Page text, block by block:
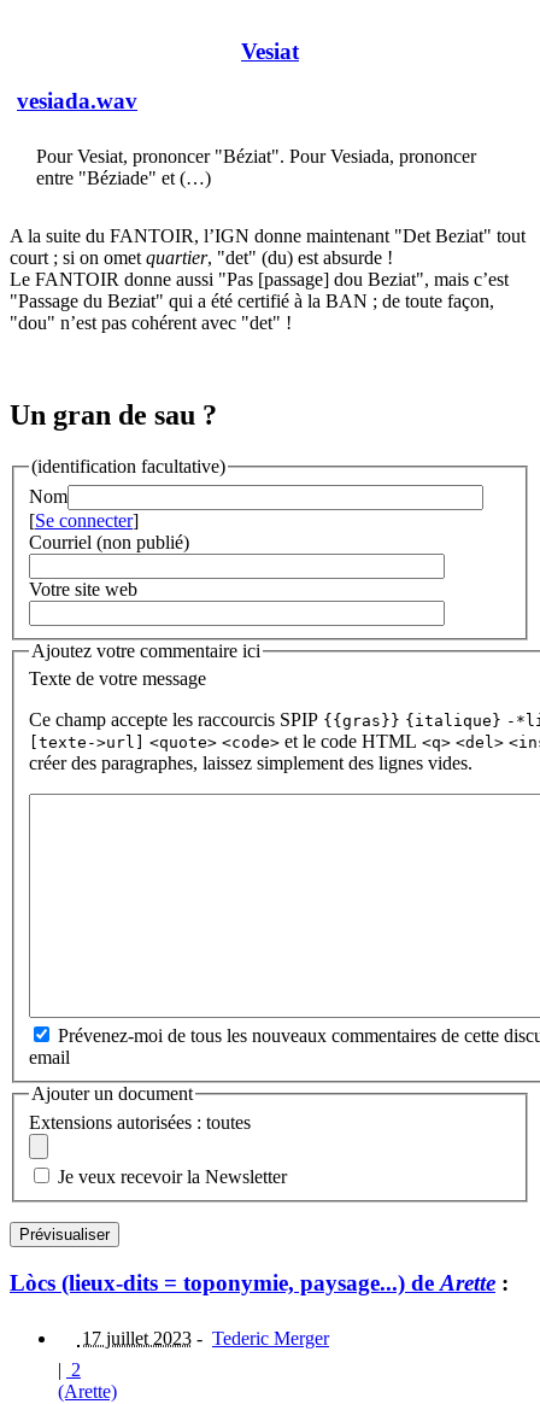
Vesiat
vesiada.wav
Pour Vesiat, prononcer "Béziat". Pour Vesiada, prononcer
entre "Béziade" et (…)
A la suite du FANTOIR, l’IGN donne maintenant "Det Beziat" tout
court ; si on omet quartier, "det" (du) est absurde !
Le FANTOIR donne aussi "Pas [passage] dou Beziat", mais c’est
"Passage du Beziat" qui a été certifié à la BAN ; de toute façon,
"dou" n’est pas cohérent avec "det" !
Un gran de sau ?
(identification facultative)
Nom
[Se connecter]
Courriel (non publié)
Votre site web
Ajoutez votre commentaire ici
Texte de votre message
Ce champ accepte les raccourcis SPIP {{gras}} {italique} -
[texte->url]
<quote> <code> et le code HTML <q> <del>
créer des paragraphes, laissez simplement des lignes vides.
Prévenez-moi de tous les nouveaux commentaires de cette
email
Ajouter un document
Extensions autorisées : toutes
Je veux recevoir la Newsletter
Lòcs (lieux-dits = toponymie, paysage...) de Arette :
17 juillet 2023 - Tederic Merger
| 2
(Arette)